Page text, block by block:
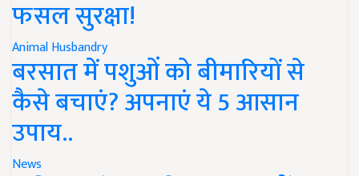
फसल सुरक्षा!
Animal Husbandry
बरसात में पशुओं को बीमारियों से
कैसे बचाएं? अपनाएं ये 5 आसान
उपाय..
News